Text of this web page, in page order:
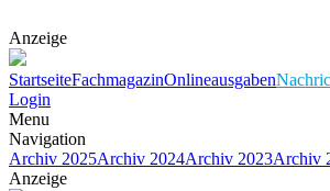
Anzeige
StartseiteFachmagazinOnlineausgaben
Login
Menu
Navigation
Archiv 2025Archiv 2024Archiv 2023Archiv
Anzeige